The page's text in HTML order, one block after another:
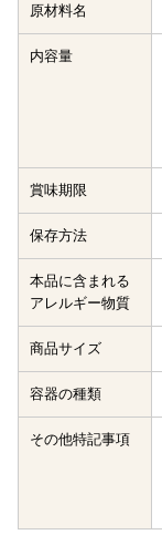
原材料名
内容量
賞味期限
保存方法
本品に含まれる
アレルギー物質
商品サイズ
容器の種類
その他特記事項